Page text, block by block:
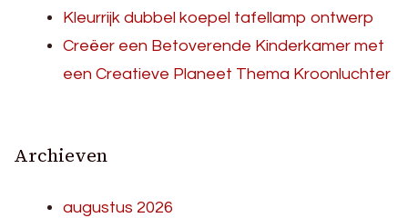
Kleurrijk dubbel koepel tafellamp ontwerp
Creëer een Betoverende Kinderkamer met
een Creatieve Planeet Thema Kroonluchter
Archieven
augustus 2026